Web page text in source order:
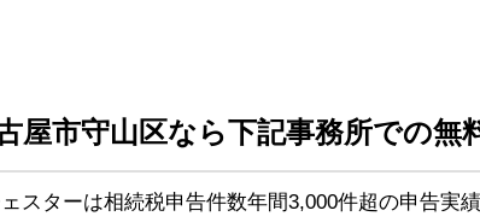
屋市守山区なら下記事務所での無
スターは相続税申告件数年間3,000件超の申告実